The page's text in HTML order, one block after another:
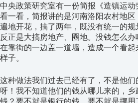
中央政策研究室有一份简报《造镇运
看一看，简报讲的是河南洛阳农村地区
遍地开花，搞了两年，既没有统一的规
反正是大搞房地产、圈地。没钱怎么办
在靠街的一边盖一道墙，造成一个看
样子。
这种做法我们过去已经有了，不是他
呀！我不知道他们的钱从哪儿来的，